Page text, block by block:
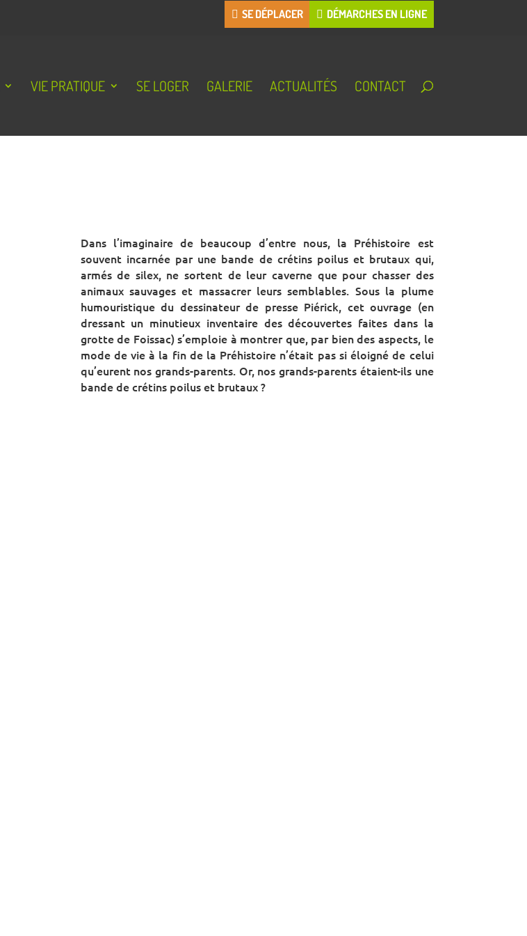
SE DÉPLACER DÉMARCHES EN LIGNE
VIE PRATIQUE SE LOGER GALERIE ACTUALITÉS CONTACT
Dans l’imaginaire de beaucoup d’entre nous, la Préhistoire est
souvent incarnée par une bande de crétins poilus et brutaux qui,
armés de silex, ne sortent de leur caverne que pour chasser des
animaux sauvages et massacrer leurs semblables. Sous la plume
humouristique du dessinateur de presse Piérick, cet ouvrage (en
dressant un minutieux inventaire des découvertes faites dans la
grotte de Foissac) s’emploie à montrer que, par bien des aspects, le
mode de vie à la fin de la Préhistoire n’était pas si éloigné de celui
qu’eurent nos grands-parents. Or, nos grands-parents étaient-ils une
bande de crétins poilus et brutaux ?